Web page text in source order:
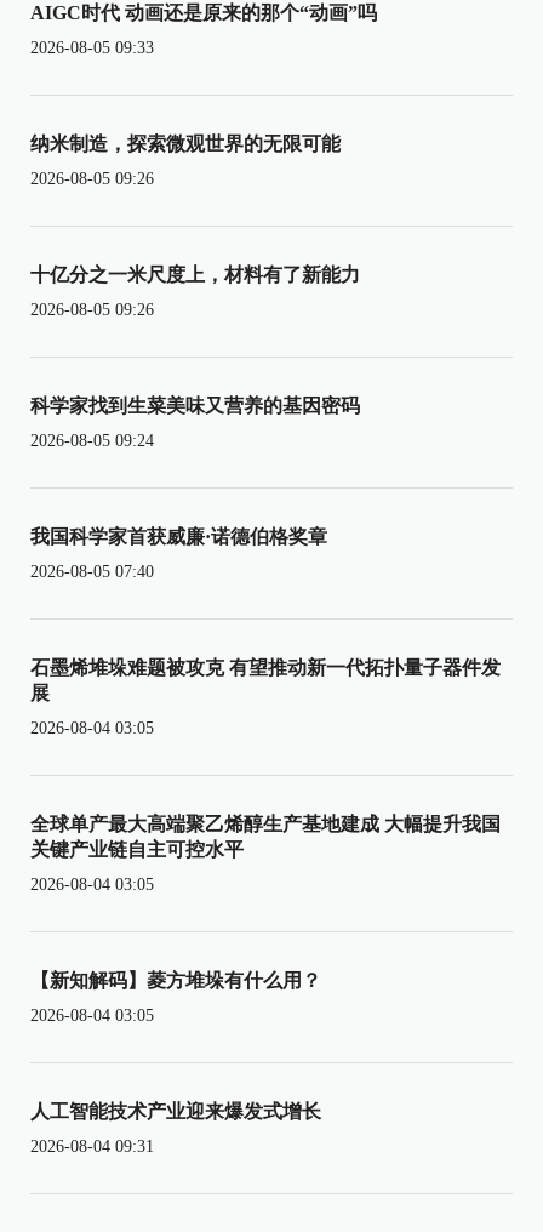
AIGC时代 动画还是原来的那个“动画”吗
2026-08-05 09:33
纳米制造，探索微观世界的无限可能
2026-08-05 09:26
十亿分之一米尺度上，材料有了新能力
2026-08-05 09:26
科学家找到生菜美味又营养的基因密码
2026-08-05 09:24
我国科学家首获威廉·诺德伯格奖章
2026-08-05 07:40
石墨烯堆垛难题被攻克 有望推动新一代拓扑量子器件发
展
2026-08-04 03:05
全球单产最大高端聚乙烯醇生产基地建成 大幅提升我国
关键产业链自主可控水平
2026-08-04 03:05
【新知解码】菱方堆垛有什么用？
2026-08-04 03:05
人工智能技术产业迎来爆发式增长
2026-08-04 09:31